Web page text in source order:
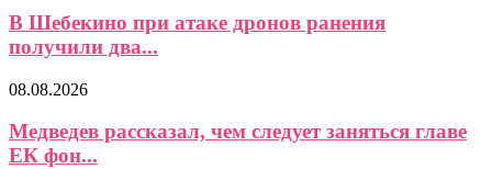
В Шебекино при атаке дронов ранения
получили два...
08.08.2026
Медведев рассказал, чем следует заняться главе
ЕК фон...